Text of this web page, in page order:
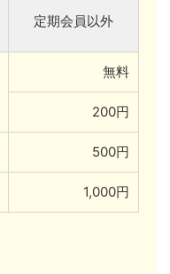
定期会員以外
無料
200円
500円
1,000円